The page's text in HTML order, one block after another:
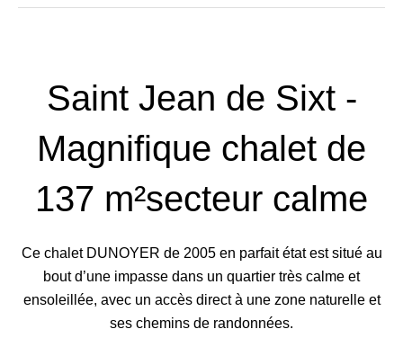
Saint Jean de Sixt -
Magnifique chalet de
137 m²secteur calme
Ce chalet DUNOYER de 2005 en parfait état est situé au
bout d’une impasse dans un quartier très calme et
ensoleillée, avec un accès direct à une zone naturelle et
ses chemins de randonnées.